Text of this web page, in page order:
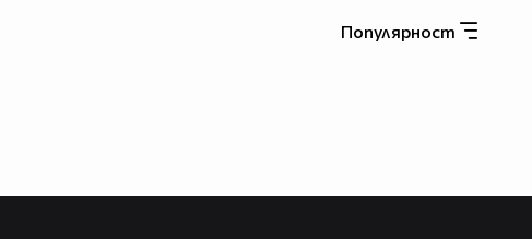
Популярност